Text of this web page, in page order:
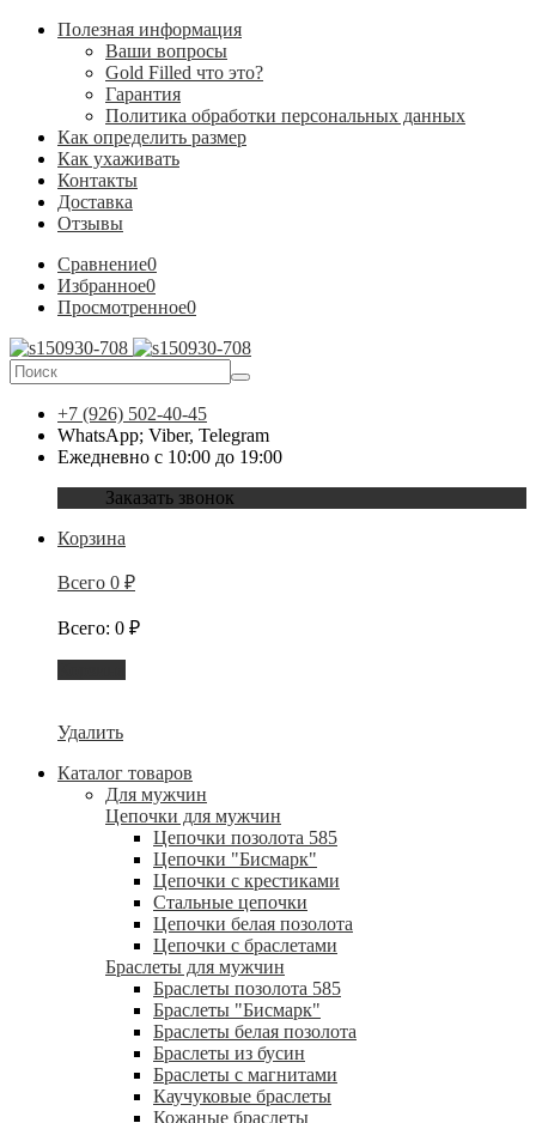
Полезная информация
Ваши вопросы
Gold Filled что это?
Гарантия
Политика обработки персональных данных
Как определить размер
Как ухаживать
Контакты
Доставка
Отзывы
Сравнение0
Избранное0
Просмотренное0
+7 (926) 502-40-45
WhatsApp; Viber, Telegram
Ежедневно с 10:00 до 19:00
Заказать звонок
Корзина
Всего 0 ₽
Всего: 0 ₽
Удалить
Каталог товаров
Для мужчин
Цепочки для мужчин
Цепочки позолота 585
Цепочки "Бисмарк"
Цепочки с крестиками
Стальные цепочки
Цепочки белая позолота
Цепочки с браслетами
Браслеты для мужчин
Браслеты позолота 585
Браслеты "Бисмарк"
Браслеты белая позолота
Браслеты из бусин
Браслеты с магнитами
Каучуковые браслеты
Кожаные браслеты